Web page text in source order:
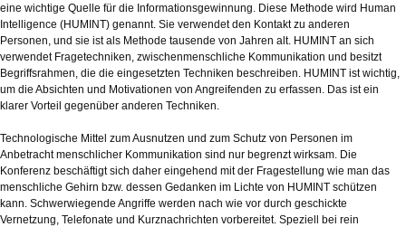
eine wichtige Quelle für die Informationsgewinnung. Diese Methode wird Human
Intelligence (HUMINT) genannt. Sie verwendet den Kontakt zu anderen
Personen, und sie ist als Methode tausende von Jahren alt. HUMINT an sich
verwendet Fragetechniken, zwischenmenschliche Kommunikation und besitzt
Begriffsrahmen, die die eingesetzten Techniken beschreiben. HUMINT ist wichtig,
um die Absichten und Motivationen von Angreifenden zu erfassen. Das ist ein
klarer Vorteil gegenüber anderen Techniken.
Technologische Mittel zum Ausnutzen und zum Schutz von Personen im
Anbetracht menschlicher Kommunikation sind nur begrenzt wirksam. Die
Konferenz beschäftigt sich daher eingehend mit der Fragestellung wie man das
menschliche Gehirn bzw. dessen Gedanken im Lichte von HUMINT schützen
kann. Schwerwiegende Angriffe werden nach wie vor durch geschickte
Vernetzung, Telefonate und Kurznachrichten vorbereitet. Speziell bei rein